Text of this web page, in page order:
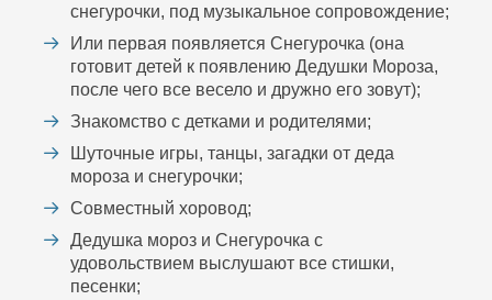
снегурочки, под музыкальное сопровождение;
Или первая появляется Снегурочка (она
готовит детей к появлению Дедушки Мороза,
после чего все весело и дружно его зовут);
Знакомство с детками и родителями;
Шуточные игры, танцы, загадки от деда
мороза и снегурочки;
Совместный хоровод;
Дедушка мороз и Снегурочка с
удовольствием выслушают все стишки,
песенки;